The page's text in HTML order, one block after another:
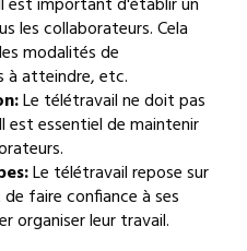
les collaborateurs. Cela
modalités de
à atteindre, etc.
Le télétravail ne doit pas
est essentiel de maintenir
Le télétravail repose sur
faire confiance à ses
organiser leur travail.